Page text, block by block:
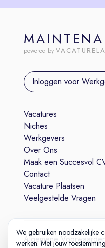
powered by
Inloggen voor
Vacatures
Niches
Werkgevers
Over Ons
Maak een Succesvol
Contact
Vacature Plaatsen
Veelgestelde Vragen
Algemene Voorwaarden
We gebruiken noodzakelijke
werken. Met jouw